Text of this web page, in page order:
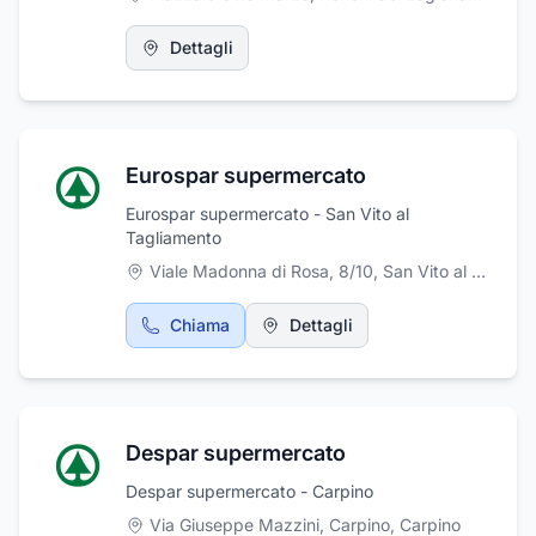
venduti sfusi in base alle vostre esigenze di
acquisto. Ben fornito è anche il reparto frutta
commerciale del supermercato Saraceno
Despar Express di Roccapiemonte.
Dettagli
Eurospar supermercato
Eurospar supermercato - San Vito al
Tagliamento
Viale Madonna di Rosa, 8/10, San Vito al Tagliamento, 8/10, San Vito al Tagliamento
Chiama Dettagli
Despar supermercato
Despar supermercato - Carpino
Via Giuseppe Mazzini, Carpino, Carpino